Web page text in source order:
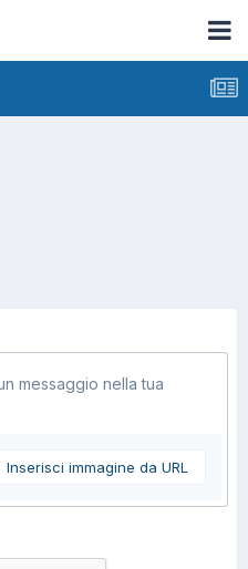
messaggio nella tua
Inserisci immagine da URL